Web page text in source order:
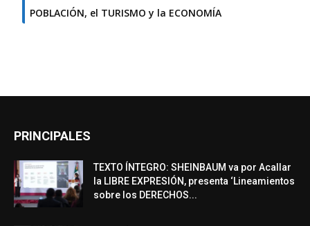
POBLACIÓN, el TURISMO y la ECONOMÍA
PRINCIPALES
TEXTO ÍNTEGRO: SHEINBAUM va por Acallar
la LIBRE EXPRESIÓN, presenta ‘Lineamientos
sobre los DERECHOS...